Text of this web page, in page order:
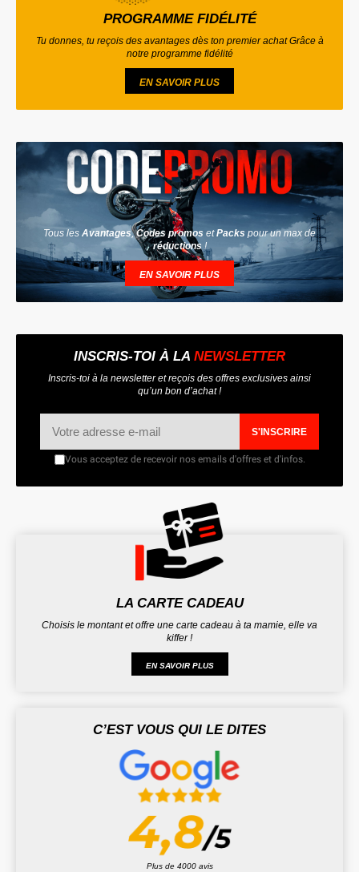
PROGRAMME FIDÉLITÉ
Tu donnes, tu reçois des avantages dès ton premier achat Grâce à
notre programme fidélité
EN SAVOIR PLUS
Tous les Avantages,Codes promos etPacks pour un max de
réductions !
EN SAVOIR PLUS
INSCRIS-TOI À LA NEWSLETTER
Inscris-toi à la newsletter et reçois des offres exclusives ainsi
qu’un bon d’achat !
S'INSCRIRE
Vous acceptez de recevoir nos emails d'offres et d'infos.
LA CARTE CADEAU
Choisis le montant et offre une carte cadeau à ta mamie, elle va
kiffer !
EN SAVOIR PLUS
C’EST VOUS QUI LE DITES
Plus de 4000 avis